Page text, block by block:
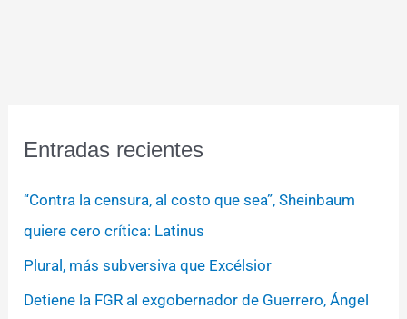
Entradas recientes
“Contra la censura, al costo que sea”, Sheinbaum
quiere cero crítica: Latinus
Plural, más subversiva que Excélsior
Detiene la FGR al exgobernador de Guerrero, Ángel